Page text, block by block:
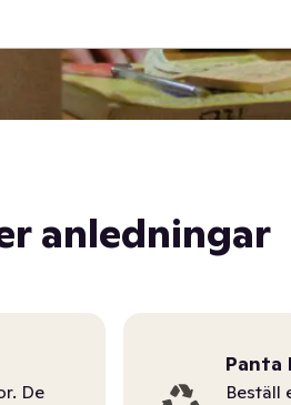
anledningar
De
Panta
Beställ